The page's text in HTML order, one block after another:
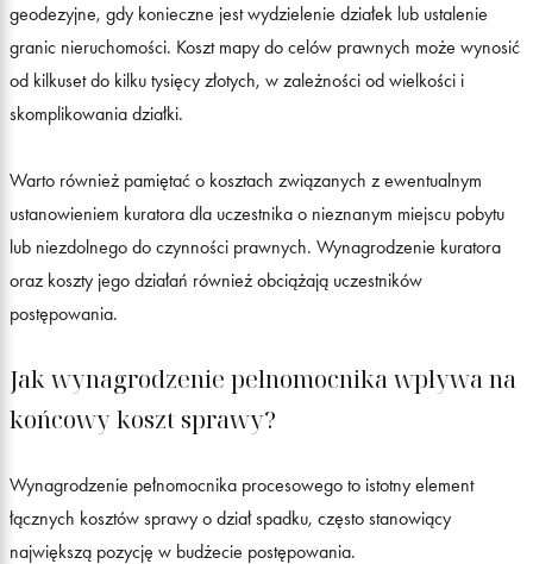
geodezyjne, gdy konieczne jest wydzielenie działek lub ustalenie
granic nieruchomości. Koszt mapy do celów prawnych może wynosić
od kilkuset do kilku tysięcy złotych, w zależności od wielkości i
skomplikowania działki.
Warto również pamiętać o kosztach związanych z ewentualnym
ustanowieniem kuratora dla uczestnika o nieznanym miejscu pobytu
lub niezdolnego do czynności prawnych. Wynagrodzenie kuratora
oraz koszty jego działań również obciążają uczestników
postępowania.
Jak wynagrodzenie pełnomocnika wpływa na
końcowy koszt sprawy?
Wynagrodzenie pełnomocnika procesowego to istotny element
łącznych kosztów sprawy o dział spadku, często stanowiący
największą pozycję w budżecie postępowania.